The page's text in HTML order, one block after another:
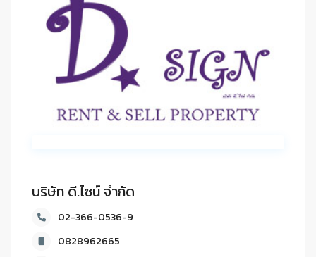
บริษัท ดี.ไซน์ จํากัด
02-366-0536-9
0828962665